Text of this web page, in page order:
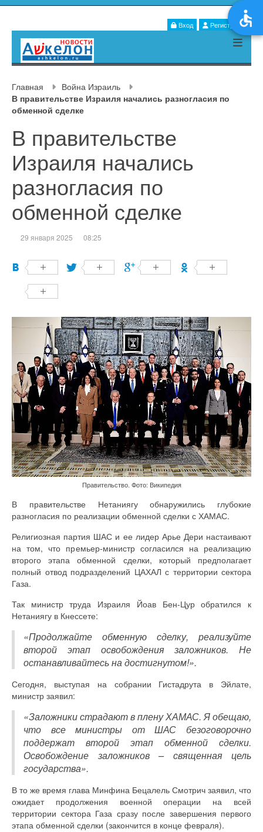
Вход Регистрация
Главная
Война Израиль
В правительстве Израиля начались разногласия по
обменной сделке
В правительстве
Израиля начались
разногласия по
обменной сделке
29 января 2025 08:25
Правительство. Фото: Википедия
В правительстве Нетаниягу обнаружились глубокие
разногласия по реализации обменной сделки с ХАМАС.
Религиозная партия ШАС и ее лидер Арье Дери настаивают
на том, что премьер-министр согласился на реализацию
второго этапа обменной сделки, который предполагает
полный отвод подразделений ЦАХАЛ с территории сектора
Газа.
Так министр труда Израиля Йоав Бен-Цур обратился к
Нетаниягу в Кнессете:
«Продолжайте обменную сделку, реализуйте
второй этап освобождения заложников. Не
останавливайтесь на достигнутом!».
Сегодня, выступая на собрании Гистадрута в Эйлате,
министр заявил:
«Заложники страдают в плену ХАМАС. Я обещаю,
что все министры от ШАС безоговорочно
поддержат второй этап обменной сделки.
Освобождение заложников – священная цель
государства».
В то же время глава Минфина Бецалель Смотрич заявил, что
ожидает продолжения военной операции на всей
территории сектора Газа сразу после завершения первого
этапа обменной сделки (закончится в конце февраля).